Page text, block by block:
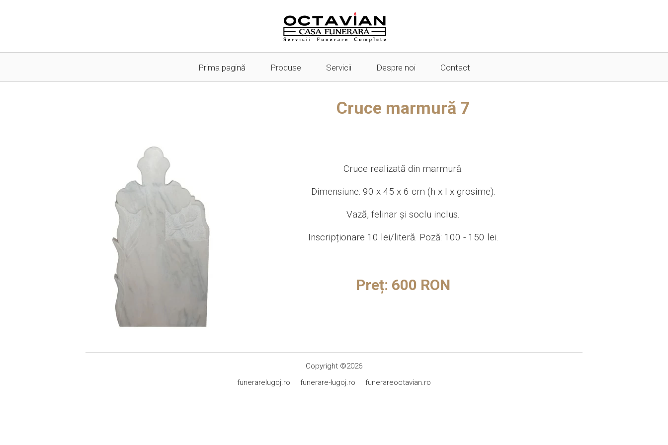
Copyright ©2026
funerarelugoj.ro funerare-lugoj.ro funerareoctavian.ro
Prima pagină Produse Servicii Despre noi Contact
Cruce marmură 7
Cruce realizată din marmură.
Dimensiune: 90 x 45 x 6 cm (h x l x grosime).
Vază, felinar și soclu inclus.
Inscripționare 10 lei/literă. Poză: 100 - 150 lei.
Preț: 600 RON